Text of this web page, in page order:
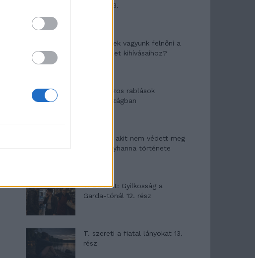
mítosza 3.
Képtelenek vagyunk felnőni a
felnőtt élet kihívásaihoz?
Altatógázos rablások
Olaszországban
A kislány, akit nem védett meg
senki – Lyhanna története
T. Barnett: Gyilkosság a
Garda-tónál 12. rész
T. szereti a fiatal lányokat 13.
rész